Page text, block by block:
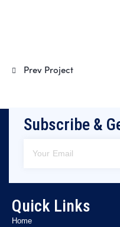
Prev Project
Subscribe &
Quick Links
Home